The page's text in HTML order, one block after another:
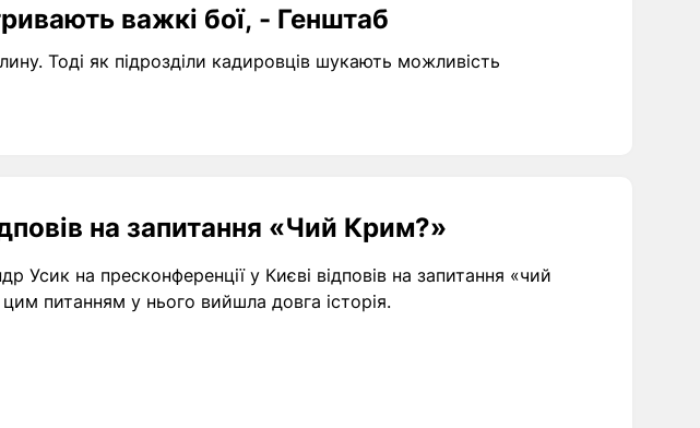
важкі бої, - Генштаб
Тоді як підрозділи кадировців шукають можливість
на запитання «Чий Крим?»
Усик на пресконференції у Києві відповів на запитання «чий
питанням у нього вийшла довга історія.